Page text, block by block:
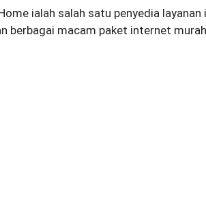
ialah salah satu penyedia
berbagai macam paket internet